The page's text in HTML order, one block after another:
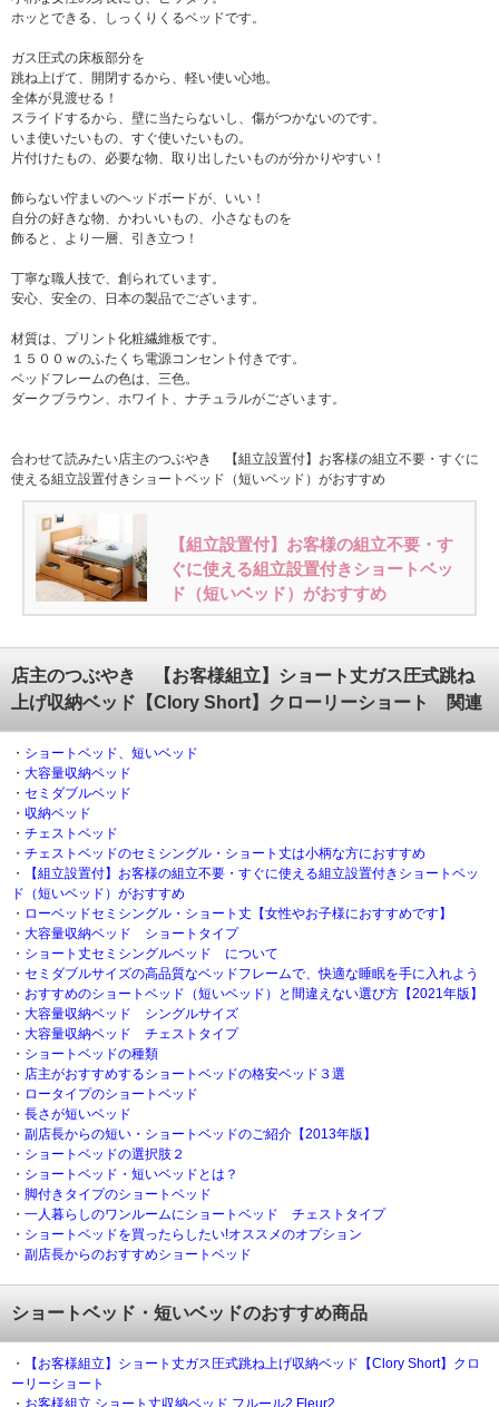
ホッとできる、しっくりくるベッドです。
ガス圧式の床板部分を
跳ね上げて、開閉するから、軽い使い心地。
全体が見渡せる！
スライドするから、壁に当たらないし、傷がつかないのです。
いま使いたいもの、すぐ使いたいもの。
片付けたもの、必要な物、取り出したいものが分かりやすい！
飾らない佇まいのヘッドボードが、いい！
自分の好きな物、かわいいもの、小さなものを
飾ると、より一層、引き立つ！
丁寧な職人技で、創られています。
安心、安全の、日本の製品でございます。
材質は、プリント化粧繊維板です。
１５００ｗのふたくち電源コンセント付きです。
ベッドフレームの色は、三色。
ダークブラウン、ホワイト、ナチュラルがございます。
合わせて読みたい店主のつぶやき 【組立設置付】お客様の組立不要・すぐに
使える組立設置付きショートベッド（短いベッド）がおすすめ
【組立設置付】お客様の組立不要・す
ぐに使える組立設置付きショートベッ
ド（短いベッド）がおすすめ
店主のつぶやき 【お客様組立】ショート丈ガス圧式跳ね
上げ収納ベッド【Clory Short】クローリーショート 関連
・ ショートベッド、短いベッド
・ 大容量収納ベッド
・ セミダブルベッド
・ 収納ベッド
・ チェストベッド
・ チェストベッドのセミシングル・ショート丈は小柄な方におすすめ
・
【組立設置付】お客様の組立不要・すぐに使える組立設置付きショートベッ
ド（短いベッド）がおすすめ
・ ローベッドセミシングル・ショート丈【女性やお子様におすすめです】
・ 大容量収納ベッド ショートタイプ
・ ショート丈セミシングルベッド について
・ セミダブルサイズの高品質なベッドフレームで、快適な睡眠を手に入れよう
・ おすすめのショートベッド（短いベッド）と間違えない選び方【2021年版】
・ 大容量収納ベッド シングルサイズ
・ 大容量収納ベッド チェストタイプ
・ ショートベッドの種類
・ 店主がおすすめするショートベッドの格安ベッド３選
・ ロータイプのショートベッド
・ 長さが短いベッド
・ 副店長からの短い・ショートベッドのご紹介【2013年版】
・ ショートベッドの選択肢２
・ ショートベッド・短いベッドとは？
・ 脚付きタイプのショートベッド
・ 一人暮らしのワンルームにショートベッド チェストタイプ
・ ショートベッドを買ったらしたい!オススメのオプション
・ 副店長からのおすすめショートベッド
ショートベッド・短いベッドのおすすめ商品
・
【お客様組立】ショート丈ガス圧式跳ね上げ収納ベッド【Clory Short】クロ
ーリーショート
・ お客様組立 ショート丈収納ベッド フルール2 Fleur2